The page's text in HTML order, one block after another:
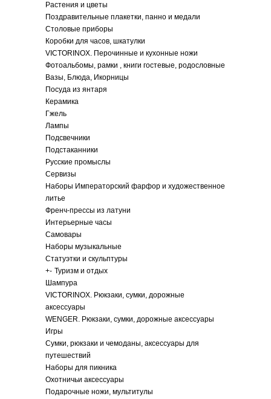
Растения и цветы
Поздравительные плакетки, панно и медали
Столовые приборы
Коробки для часов, шкатулки
VICTORINOX. Перочинные и кухонные ножи
Фотоальбомы, рамки , книги гостевые, родословные
Вазы, Блюда, Икорницы
Посуда из янтаря
Керамика
Гжель
Лампы
Подсвечники
Подстаканники
Русские промыслы
Сервизы
Наборы Императорский фарфор и художественное
литье
Френч-прессы из латуни
Интерьерные часы
Самовары
Наборы музыкальные
Статуэтки и скульптуры
+- Туризм и отдых
Шампура
VICTORINOX. Рюкзаки, сумки, дорожные
аксессуары
WENGER. Рюкзаки, сумки, дорожные аксессуары
Игры
Сумки, рюкзаки и чемоданы, аксессуары для
путешествий
Наборы для пикника
Охотничьи аксессуары
Подарочные ножи, мультитулы